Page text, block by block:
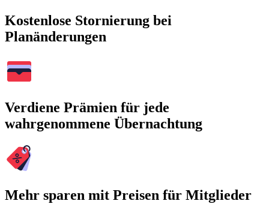
Kostenlose Stornierung bei
Planänderungen
Verdiene Prämien für jede
wahrgenommene Übernachtung
Mehr sparen mit Preisen für Mitglieder